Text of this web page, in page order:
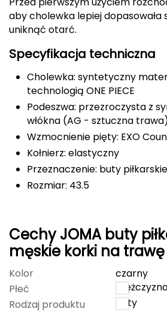
ENERO
ENERO CAMP
Elmer by Swany
Extremities
FASHY
G
GIVOVA
GSI Outdoors
Gear Aid
aby cholewka lepiej dopasowała
uniknąć otarć.
Specyfikacja techniczna
Cholewka: syntetyczny
technologią ONE PIECE
Podeszwa: przezroczysta z
włókna (AG - sztuczna
Wzmocnienie pięty: EXO
Kołnierz: elastyczny
Przeznaczenie: buty
Rozmiar: 43.5
Cechy JOMA buty
męskie korki na trawę
GOLW2501AG
Kolor
czarny
Płeć
Rodzaj produktu
buty